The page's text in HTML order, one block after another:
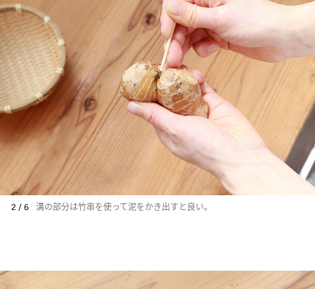
2 / 6 溝の部分は竹串を使って泥をかき出すと良い。